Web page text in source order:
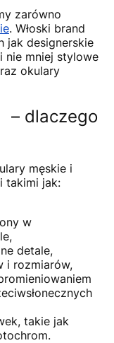
zarówno
. Włoski brand
jak designerskie
i nie mniej stylowe
okulary
– dlaczego
męskie i
takimi jak:
w
detale,
i rozmiarów,
takie jak